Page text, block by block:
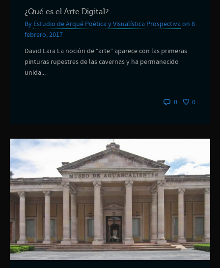
¿Qué es el Arte Digital?
By Estudio de Arqué Poética y Visualística Prospectivaon 8
febrero, 2017
David Lara La noción de “arte” aparece con las primeras
pinturas rupestres de las cavernas y ha permanecido
unida...
0 0